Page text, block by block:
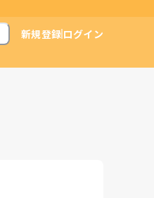
新規登録ログイン